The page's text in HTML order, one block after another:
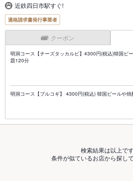
近鉄四日市駅すぐ!
適格請求書発行事業者
クーポン
明洞コース【チーズタッカルビ】4300円(税込)韓国ビ
題120分
明洞コース【プルコギ】 4300円(税込) 韓国ビールや
検索結果は以上です
条件が似ているお店から探し